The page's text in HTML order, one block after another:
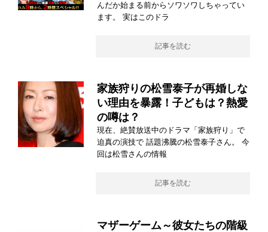
んだか始まる前からソワソワしちゃってい
ます。 実はこのドラ
記事を読む
家族狩りの松雪泰子が再婚しな
い理由を暴露！子どもは？熱愛
の噂は？
現在、絶賛放送中のドラマ「家族狩り」で
迫真の演技で 話題沸騰の松雪泰子さん。 今
回は松雪さんの情報
記事を読む
マザーゲーム～彼女たちの階級